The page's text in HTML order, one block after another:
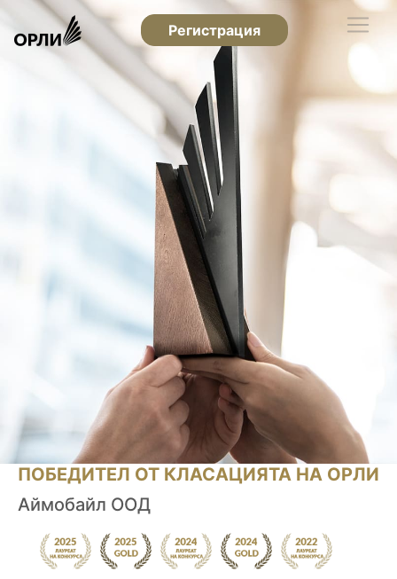
Регистрация
ПОБЕДИТЕЛ ОТ КЛАСАЦИЯТА НА ОРЛИ
Аймобайл ООД